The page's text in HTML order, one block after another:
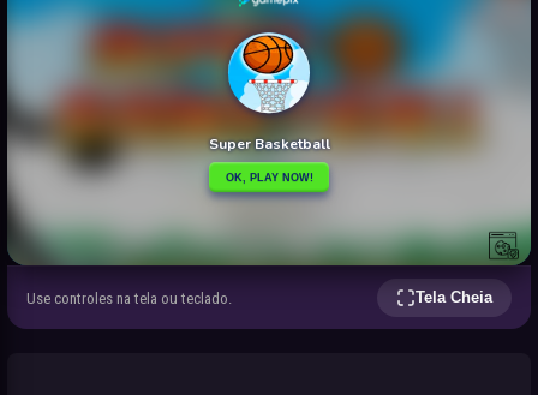
Use controles na tela ou teclado. Tela Cheia